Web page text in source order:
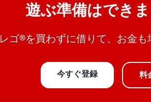
遊ぶ準備はでき
レゴ®を買わずに借りて、お金
今すぐ登録 料